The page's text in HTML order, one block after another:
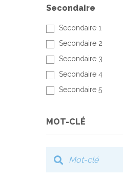
Secondaire
Secondaire 1
Secondaire 2
Secondaire 3
Secondaire 4
Secondaire 5
MOT-CLÉ